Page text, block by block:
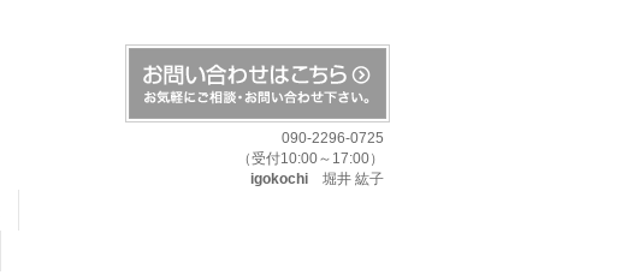
090-2296-0725
（受付10:00～17:00）
igokochi 堀井 紘子